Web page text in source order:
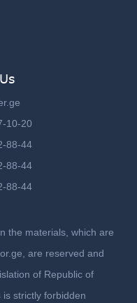
10-20
88-44
88-44
88-44
the materials, which are
are reserved and
of Republic of
strictly forbidden